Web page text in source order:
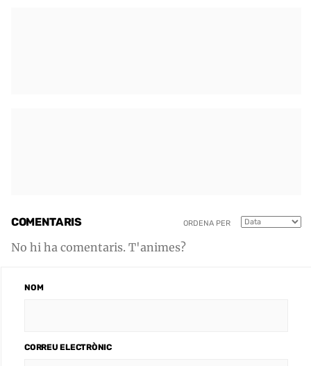
COMENTARIS ORDENA PER
No hi ha comentaris. T'animes?
NOM
CORREU ELECTRÒNIC